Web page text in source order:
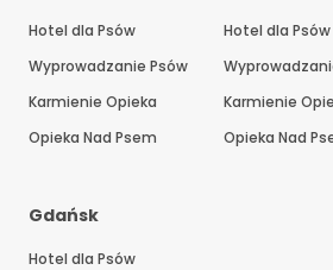
Hotel dla Psów
Wyprowadzanie Psów
Karmienie Opieka
Opieka Nad Psem
Hotel dla Psów
Karmienie
Opieka Nad
Gdańsk
Hotel dla Psów